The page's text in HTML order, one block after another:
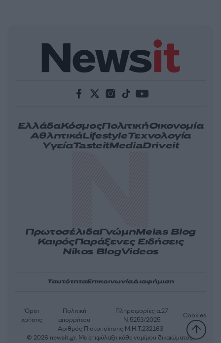
ΕλλάδαΚόσμοςΠολιτικήΟικονομία
ΑθλητικάLifestyleΤεχνολογία
ΥγείαTasteitMediaDriveit
ΠρωτοσέλιδαΓνώμηMelas Blog
ΚαιρόςΠαράξενες Ειδήσεις
Nikos BlogVideos
ΤαυτότηταΕπικοινωνίαΔιαφήμιση
Αριθμός Πιστοποίησης Μ.Η.Τ.232163
Όροι
χρήσης
Πολιτική
απορρήτου
Πληροφορίες α.27
Ν.5253/2025
Cookies
© 2026 newsit.gr. Με επιφύλαξη κάθε νομίμου δικαιώματος.